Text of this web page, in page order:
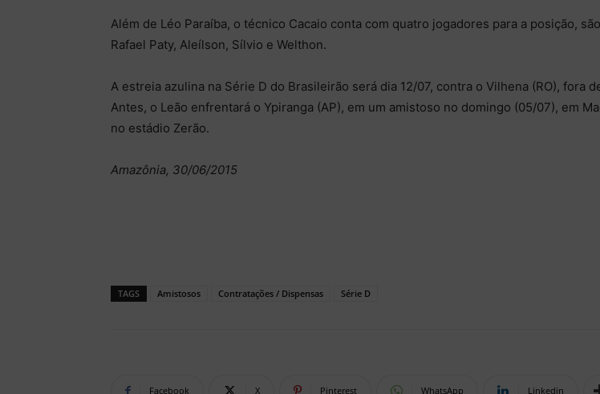
Além de Léo Paraíba, o técnico Cacaio conta com quatro jogadores para a posição,
Rafael Paty, Aleílson, Sílvio e Welthon.
A estreia azulina na Série D do Brasileirão será dia 12/07, contra o Vilhena (RO), fora
Antes, o Leão enfrentará o Ypiranga (AP), em um amistoso no domingo (05/07), em
no estádio Zerão.
Amazônia, 30/06/2015
TAGS Amistosos Contratações / Dispensas Série D
Facebook X Pinterest WhatsApp Linkedin